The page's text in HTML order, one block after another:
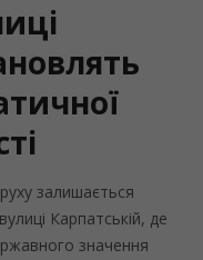
залишається
Карпатській, де
значення